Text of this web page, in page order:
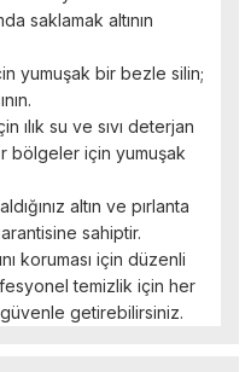
saklamak altının
yumuşak bir bezle silin;
ılık su ve sıvı deterjan
bölgeler için yumuşak
altın ve pırlanta
sahiptir.
koruması için düzenli
temizlik için her
getirebilirsiniz.